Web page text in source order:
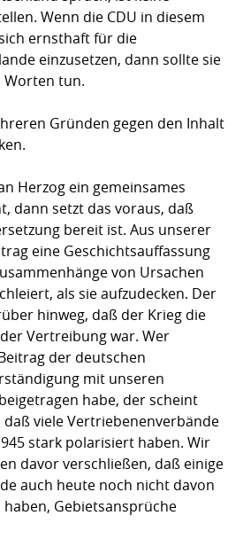
Wenn die CDU in diesem
ernsthaft für die
einzusetzen, dann sollte sie
Worten tun.
Gründen gegen den Inhalt
Herzog ein gemeinsames
dann setzt das voraus, daß
bereit ist. Aus unserer
eine Geschichtsauffassung
von Ursachen
als sie aufzudecken. Der
hinweg, daß der Krieg die
Vertreibung war. Wer
der deutschen
mit unseren
habe, der scheint
daß viele Vertriebenenverbände
stark polarisiert haben. Wir
davor verschließen, daß einige
auch heute noch nicht davon
Gebietsansprüche